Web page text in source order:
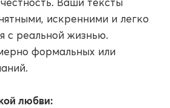
искренними и легко
с реальной жизнью.
формальных или
любви: